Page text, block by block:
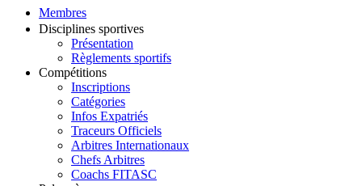
Membres
Disciplines sportives
Présentation
Règlements sportifs
Compétitions
Inscriptions
Catégories
Infos Expatriés
Traceurs Officiels
Arbitres Internationaux
Chefs Arbitres
Coachs FITASC